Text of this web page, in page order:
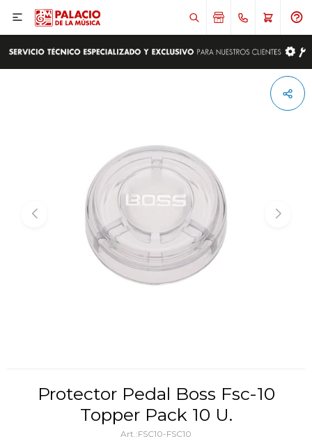

Protector Pedal Boss Fsc-10
Topper Pack 10 U.
FSC10-FSC10